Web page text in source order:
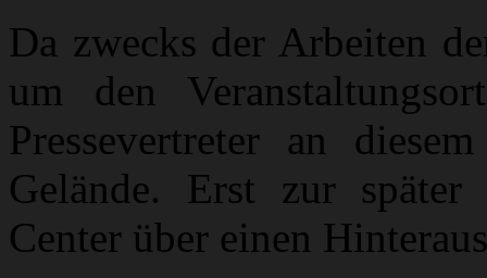
Da zwecks der Arbeiten
um den
Pressevertreter an
Gelände. Erst zur
Center über einen